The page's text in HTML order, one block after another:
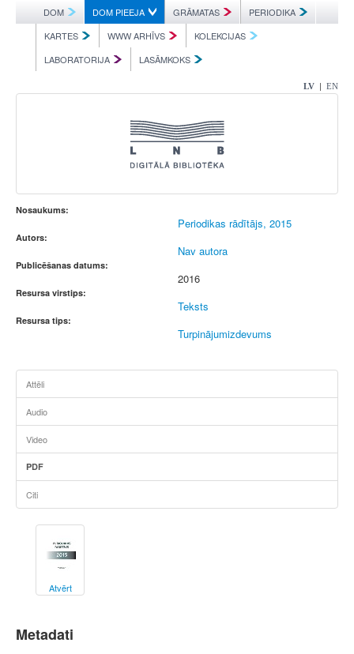
DOM DOM PIEEJA GRĀMATAS
PERIODIKA
KARTES
WWW ARHĪVS
KOLEKCIJAS
LABORATORIJA
LASĀMKOKS
LV | EN
Nosaukums:
Periodikas rādītājs, 2015
Autors:
Nav autora
Publicēšanas datums:
2016
Resursa virstips:
Teksts
Resursa tips:
Turpinājumizdevums
Attēli
Audio
Video
PDF
Citi
Atvērt
Metadati